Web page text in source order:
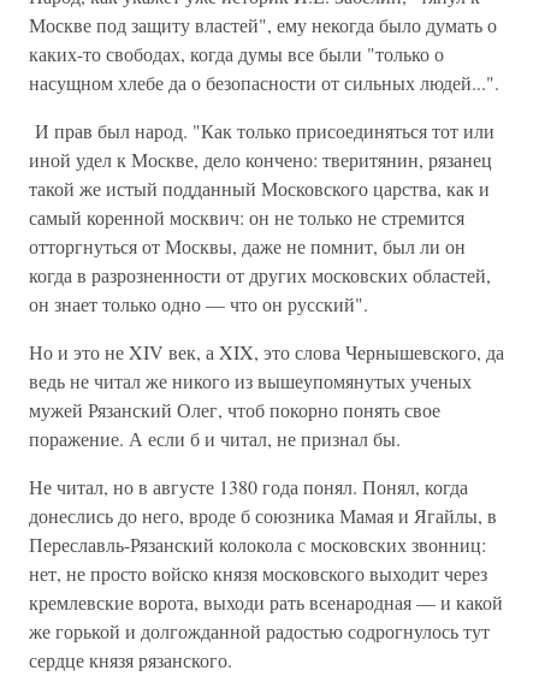
Москве под защиту властей", ему некогда было думать о
каких-то свободах, когда думы все были "только о
насущном хлебе да о безопасности от сильных людей...".
И прав был народ. "Как только присоединяться тот или
иной удел к Москве, дело кончено: тверитянин, рязанец
такой же истый подданный Московского царства, как и
самый коренной москвич: он не только не стремится
отторгнуться от Москвы, даже не помнит, был ли он
когда в разрозненности от других московских областей,
он знает только одно — что он русский".
Но и это не XIV век, а XIX, это слова Чернышевского, да
ведь не читал же никого из вышеупомянутых ученых
мужей Рязанский Олег, чтоб покорно понять свое
поражение. А если б и читал, не признал бы.
Не читал, но в августе 1380 года понял. Понял, когда
донеслись до него, вроде б союзника Мамая и Ягайлы, в
Переславль-Рязанский колокола с московских звонниц:
нет, не просто войско князя московского выходит через
кремлевские ворота, выходи рать всенародная — и какой
же горькой и долгожданной радостью содрогнулось тут
сердце князя рязанского.